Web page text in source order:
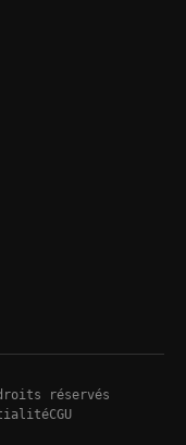
droits réservés
CGU